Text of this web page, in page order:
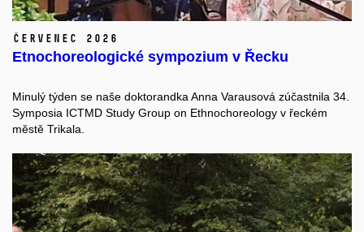
červenec 2026
Etnochoreologické sympozium v Řecku
Minulý týden se naše doktorandka Anna Varausová zúčastnila 34.
Symposia ICTMD Study Group on Ethnochoreology v řeckém
městě Trikala.